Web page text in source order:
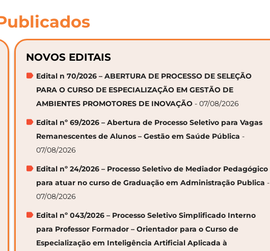
NOVOS EDITAIS
Edital n 70/2026 – ABERTURA DE PROCESSO DE SELEÇÃO
PARA O CURSO DE ESPECIALIZAÇÃO EM GESTÃO DE
AMBIENTES PROMOTORES DE INOVAÇÃO - 07/08/2026
Edital nº 69/2026 – Abertura de Processo Seletivo para Vagas
Remanescentes de Alunos – Gestão em Saúde Pública -
07/08/2026
Edital nº 24/2026 – Processo Seletivo de Mediador Pedagógico
para atuar no curso de Graduação em Administração Publica -
07/08/2026
Edital nº 043/2026 – Processo Seletivo Simplificado Interno
para Professor Formador – Orientador para o Curso de
Especialização em Inteligência Artificial Aplicada à